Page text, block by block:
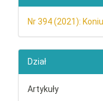
Nr 394 (2021):
Dział
Artykuły